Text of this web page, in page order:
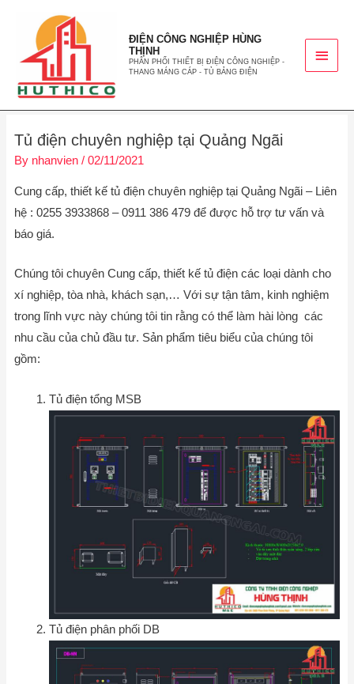
ĐIỆN CÔNG NGHIỆP HÙNG
THỊNH
PHÂN PHỐI THIẾT BỊ ĐIỆN CÔNG NGHIỆP -
THANG MÁNG CÁP - TỦ BẢNG ĐIỆN
Tủ điện chuyên nghiệp tại Quảng Ngãi
By nhanvien / 02/11/2021
Cung cấp, thiết kế tủ điện chuyên nghiệp tại Quảng Ngãi – Liên
hệ : 0255 3933868 – 0911 386 479 để được hỗ trợ tư vấn và
báo giá.
Chúng tôi chuyên Cung cấp, thiết kế tủ điện các loại dành cho
xí nghiệp, tòa nhà, khách sạn,… Với sự tận tâm, kinh nghiệm
trong lĩnh vực này chúng tôi tin rằng có thể làm hài lòng các
nhu cầu của chủ đầu tư. Sản phẩm tiêu biểu của chúng tôi
gồm:
Tủ điện tổng MSB
Tủ điện phân phối DB